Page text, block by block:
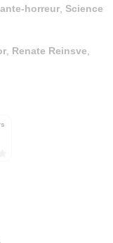
horreur ,Science
Renate Reinsve